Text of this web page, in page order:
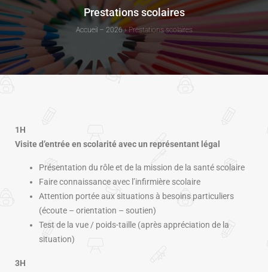
Prestations scolaires
Accueil – 2026›Prestations scolaires
1H
Visite d’entrée en scolarité avec un représentant légal
Présentation du rôle et de la mission de la santé scolaire
Faire connaissance avec l’infirmière scolaire
Attention portée aux situations à besoins particuliers
(écoute – orientation – soutien)
Test de la vue / poids-taille (après appréciation de la
situation)
3H